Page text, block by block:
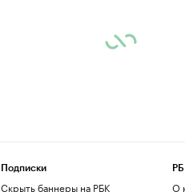
Подписки
Скрыть баннеры на РБК
О